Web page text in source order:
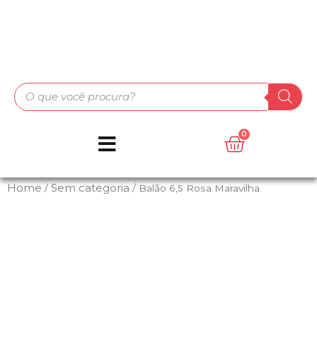
Home / Sem categoria / Balão 6,5 Rosa Maravilha